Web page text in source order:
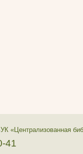
«Централизованная
41